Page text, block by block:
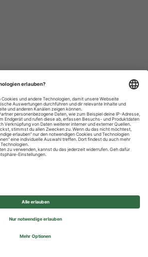
Impressum
Einstellungen
Group - All rights reserved